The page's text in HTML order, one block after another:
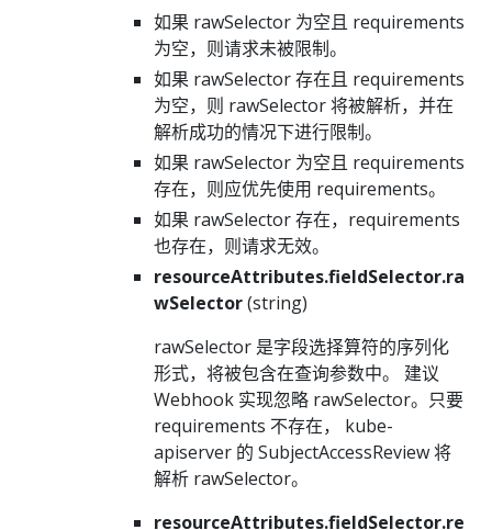
如果 rawSelector 为空且 requirements
为空，则请求未被限制。
如果 rawSelector 存在且 requirements
为空，则 rawSelector 将被解析，并在
解析成功的情况下进行限制。
如果 rawSelector 为空且 requirements
存在，则应优先使用 requirements。
如果 rawSelector 存在，requirements
也存在，则请求无效。
resourceAttributes.fieldSelector.ra
wSelector(string)
rawSelector 是字段选择算符的序列化
形式，将被包含在查询参数中。 建议
Webhook 实现忽略 rawSelector。只要
requirements 不存在， kube-
apiserver 的 SubjectAccessReview 将
解析 rawSelector。
resourceAttributes.fieldSelector.re